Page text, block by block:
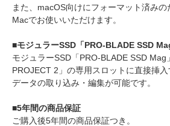
また、macOS向けにフォーマット済み
Macでお使いいただけます。
■モジュラーSSD「PRO-BLADE SSD
モジュラーSSD「PRO-BLADE SSD Mag
PROJECT 2」の専用スロットに直接挿
データの取り込み・編集が可能です。
■5年間の商品保証
ご購入後5年間の商品保証つき。